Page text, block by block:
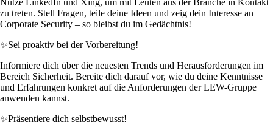
Nutze LinkedIn und Xing, um mit Leuten aus der Branche in Kontakt
zu treten. Stell Fragen, teile deine Ideen und zeig dein Interesse an
Corporate Security – so bleibst du im Gedächtnis!
✨Sei proaktiv bei der Vorbereitung!
Informiere dich über die neuesten Trends und Herausforderungen im
Bereich Sicherheit. Bereite dich darauf vor, wie du deine Kenntnisse
und Erfahrungen konkret auf die Anforderungen der LEW-Gruppe
anwenden kannst.
✨Präsentiere dich selbstbewusst!